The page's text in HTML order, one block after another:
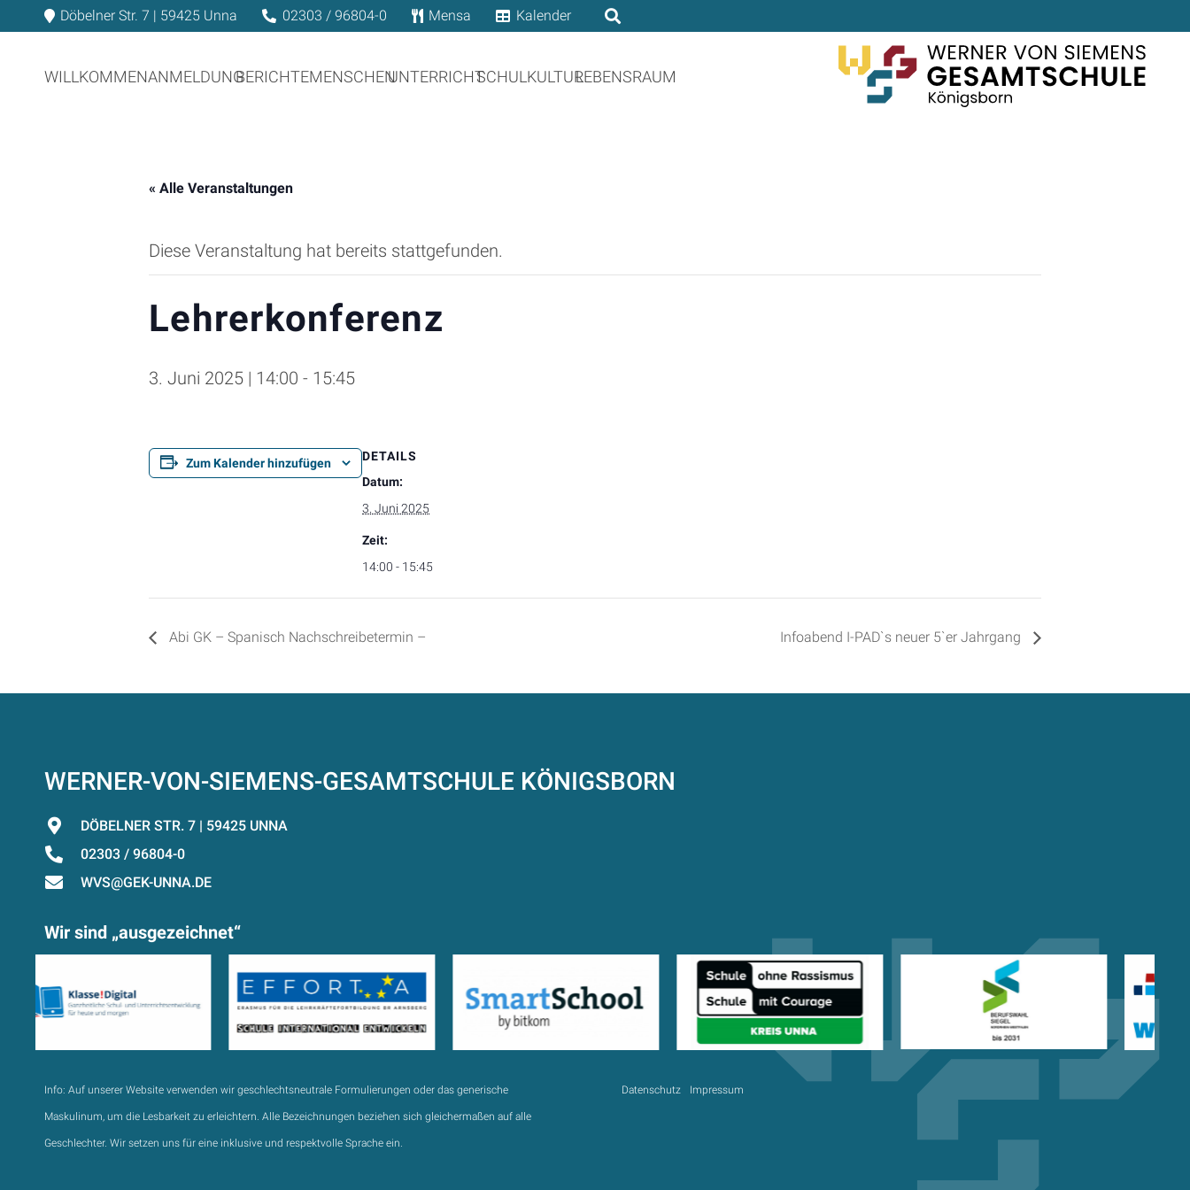
Döbelner Str. 7 | 59425 Unna 02303 / 96804-0 Mensa Kalender
WILLKOMMENANMELDUNGBERICHTEMENSCHENUNTERRICHTSCHULKULTURLEBENSRAUM
« Alle Veranstaltungen
Diese Veranstaltung hat bereits stattgefunden.
Lehrerkonferenz
3. Juni 2025 | 14:00 - 15:45
Zum Kalender hinzufügen
DETAILS
Datum:
3. Juni 2025
Zeit:
14:00 - 15:45
Abi GK – Spanisch Nachschreibetermin – Infoabend I-PAD`s neuer 5`er Jahrgang
WERNER-VON-SIEMENS-GESAMTSCHULE KÖNIGSBORN
DÖBELNER STR. 7 | 59425 UNNA
02303 / 96804-0
WVS@GEK-UNNA.DE
Wir sind „ausgezeichnet“
Info: Auf unserer Website verwenden wir geschlechtsneutrale Formulierungen oder das generische
Maskulinum, um die Lesbarkeit zu erleichtern. Alle Bezeichnungen beziehen sich gleichermaßen auf alle
Geschlechter. Wir setzen uns für eine inklusive und respektvolle Sprache ein.
Datenschutz Impressum